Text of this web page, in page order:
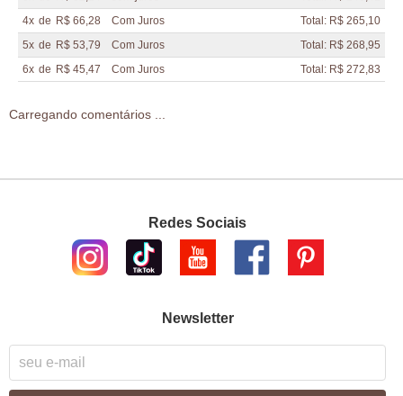
4x de R$ 66,28 Com Juros
Total: R$ 265,10
5x de R$ 53,79 Com Juros
Total: R$ 268,95
6x de R$ 45,47 Com Juros Total: R$ 272,83
Carregando comentários ...
Redes Sociais
Newsletter